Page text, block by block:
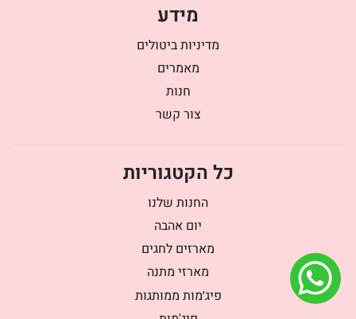
מידע
מדיניות ביטולים
מאמרים
חנות
צור קשר
כל הקטגוריות
החנות שלנו
יום אהבה
מארזים לחגים
מארזי מתנה
פיג׳מות ממותגות